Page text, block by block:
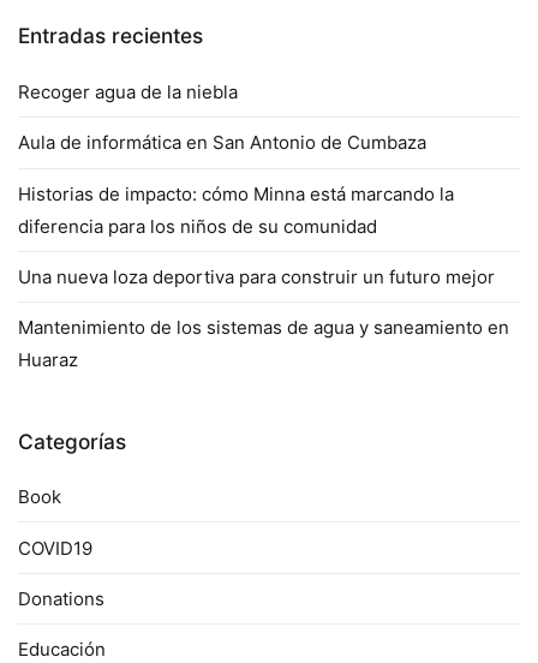
Entradas recientes
Recoger agua de la niebla
Aula de informática en San Antonio de Cumbaza
Historias de impacto: cómo Minna está marcando la
diferencia para los niños de su comunidad
Una nueva loza deportiva para construir un futuro mejor
Mantenimiento de los sistemas de agua y saneamiento en
Huaraz
Categorías
Book
COVID19
Donations
Educación